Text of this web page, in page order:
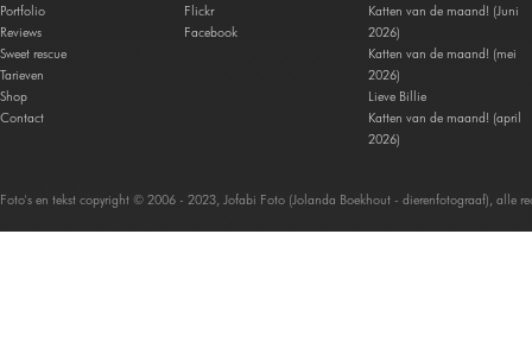
Portfolio
Reviews
Sweet rescue
Tarieven
Shop
Contact
Flickr
Facebook
Katten van de maand! (Juni
2026)
Katten van de maand! (mei
2026)
Lieve Billie
Katten van de maand! (april
2026)
Foto's en tekst copyright © 2006 - 2023, Jofabi Foto (Jolanda Boekhout - dierenfotograaf), alle